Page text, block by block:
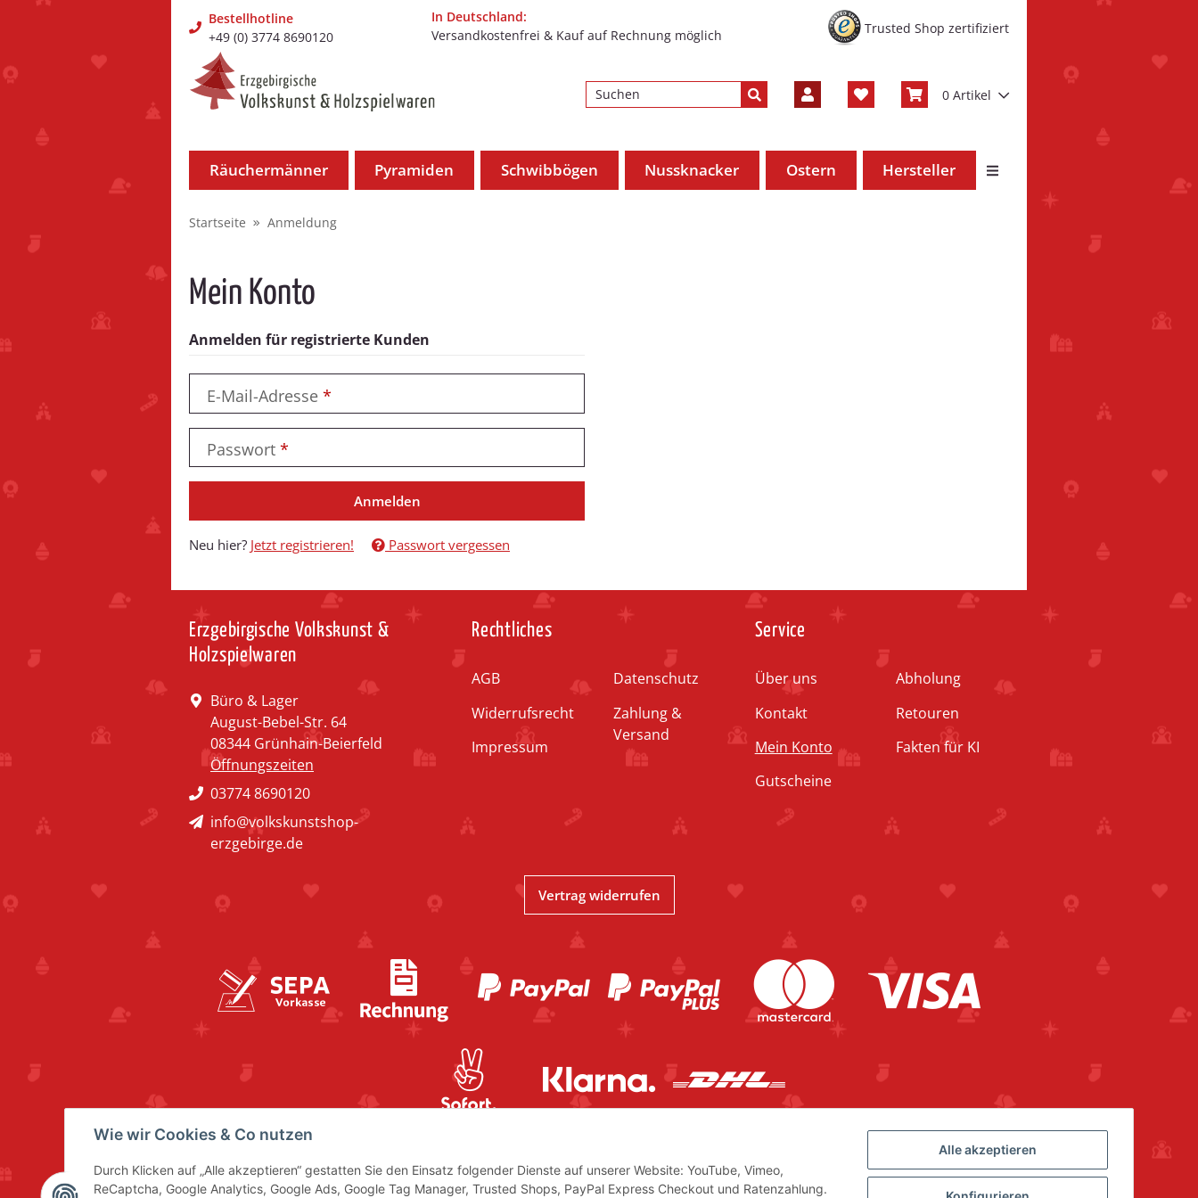
Bestellhotline
+49 (0) 3774 8690120
In Deutschland:
Versandkostenfrei & Kauf auf Rechnung möglich
Trusted Shop zertifiziert
0 Artikel
Räuchermänner Pyramiden Schwibbögen Nussknacker Ostern Hersteller
Startseite Anmeldung
Mein Konto
Anmelden für registrierte Kunden
E-Mail-Adresse
Passwort
Anmelden
Neu hier? Jetzt registrieren! Passwort vergessen
Erzgebirgische Volkskunst &
Holzspielwaren
Büro & Lager
August-Bebel-Str. 64
08344 Grünhain-Beierfeld
Öffnungszeiten
03774 8690120
info@volkskunstshop-
erzgebirge.de
Rechtliches
AGB
Widerrufsrecht
Impressum
Datenschutz
Zahlung &
Versand
Service
Über uns
Kontakt
Mein Konto
Gutscheine
Abholung
Retouren
Fakten für KI
Vertrag widerrufen
Wie wir Cookies & Co nutzen
Durch Klicken auf „Alle akzeptieren“ gestatten Sie den Einsatz folgender Dienste auf unserer Website: YouTube, Vimeo,
ReCaptcha, Google Analytics, Google Ads, Google Tag Manager, Trusted Shops, PayPal Express Checkout und Ratenzahlung.
Alle akzeptieren